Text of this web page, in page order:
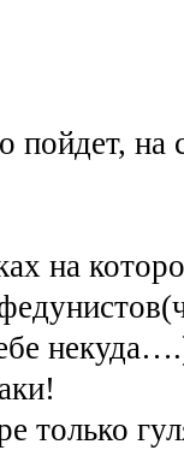
пойдет,
на
только